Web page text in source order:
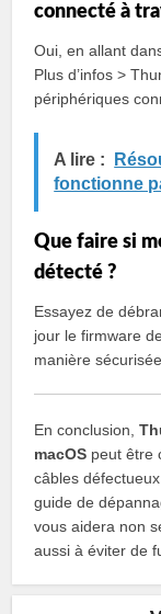
connecté à
Oui, en allant
Plus d’infos >
périphériques
A lire :
fonctionne
Que faire si
détecté ?
Essayez de
jour le firmware
manière sécurisée.
En conclusion,
macOS peut être
câbles
guide de
vous aidera non
aussi à éviter de